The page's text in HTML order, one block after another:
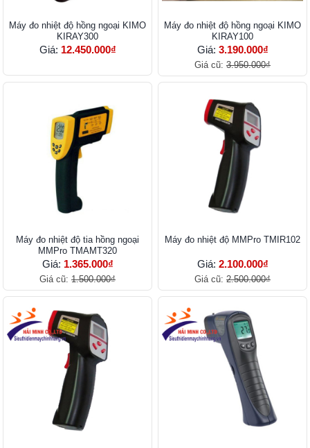
Máy đo nhiệt độ hồng ngoại KIMO
KIRAY300
Giá: 12.450.000₫
Máy đo nhiệt độ hồng ngoại KIMO
KIRAY100
Giá: 3.190.000₫
Giá cũ: 3.950.000₫
Máy đo nhiệt độ tia hồng ngoại
MMPro TMAMT320
Giá: 1.365.000₫
Giá cũ: 1.500.000₫
Máy đo nhiệt độ MMPro TMIR102
Giá: 2.100.000₫
Giá cũ: 2.500.000₫